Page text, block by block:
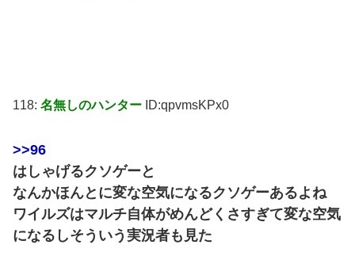
118: 名無しのハンター ID:qpvmsKPx0
>>96
はしゃげるクソゲーと
なんかほんとに変な空気になるクソゲーあるよね
ワイルズはマルチ自体がめんどくさすぎて変な空気
になるしそういう実況者も見た